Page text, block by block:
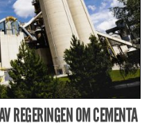
REGERINGEN OM CEMENTA